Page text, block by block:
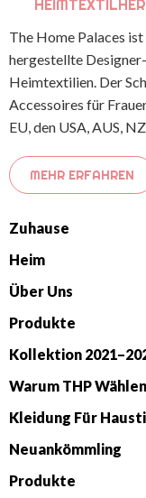
The Home Palaces
hergestellte
Heimtextilien. Der
Accessoires für
EU, den USA, AUS,
MEHR ERFAHREN
Zuhause
Heim
Über Uns
Produkte
Kollektion
Warum THP
Kleidung Für
Neuankömmling
Produkte